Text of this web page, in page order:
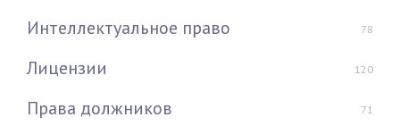
Интеллектуальное право 78
Лицензии 120
Права должников 71